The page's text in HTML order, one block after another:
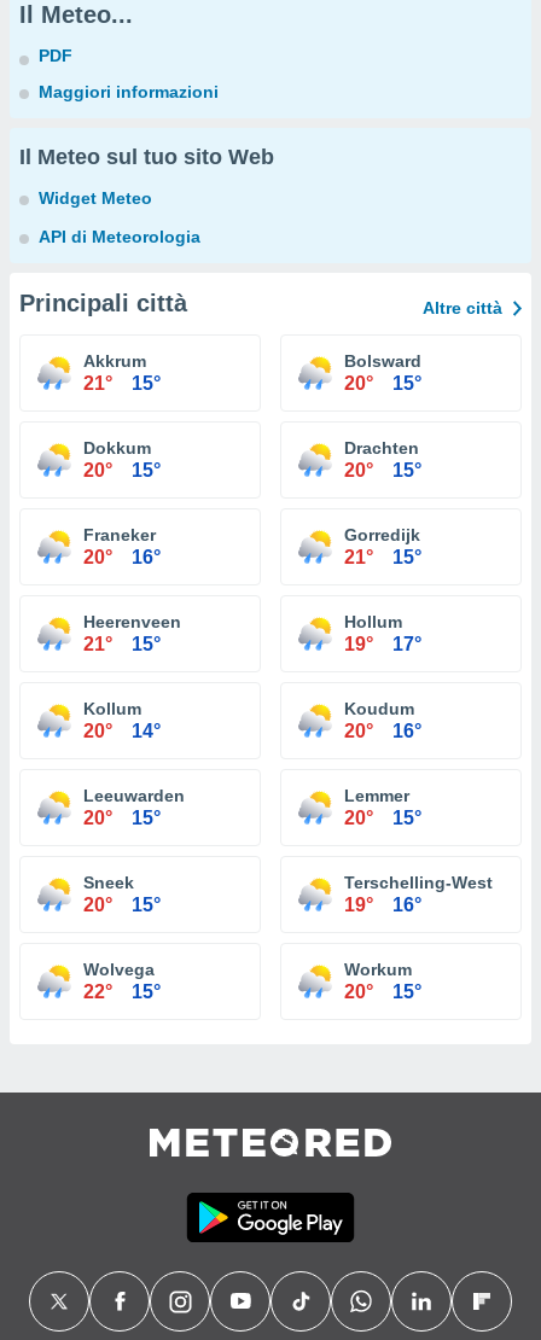
Il Meteo...
PDF
Maggiori informazioni
Il Meteo sul tuo sito Web
Widget Meteo
API di Meteorologia
Principali città Altre città
Akkrum
21° 15°
Bolsward
20° 15°
Dokkum
20° 15°
Drachten
20° 15°
Franeker
20° 16°
Gorredijk
21° 15°
Heerenveen
21° 15°
Hollum
19° 17°
Kollum
20° 14°
Koudum
20° 16°
Leeuwarden
20° 15°
Lemmer
20° 15°
Sneek
20° 15°
Terschelling-West
19° 16°
Wolvega
22° 15°
Workum
20° 15°